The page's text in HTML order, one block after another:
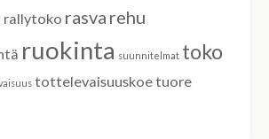
rallytoko rasva rehu
ruokinta suunnitelmat toko
tottelevaisuuskoetuore